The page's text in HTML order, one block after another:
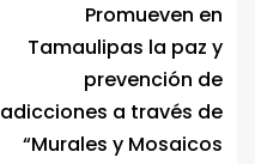
Promueven en
Tamaulipas la paz y
prevención de
adicciones a través de
“Murales y Mosaicos